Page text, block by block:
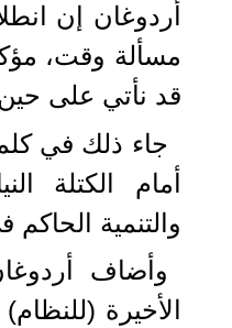
أردوغان إن
مسألة وقت،
قد نأتي على
جاء ذلك في
أمام الكتلة
والتنمية
وأضاف
الأخيرة